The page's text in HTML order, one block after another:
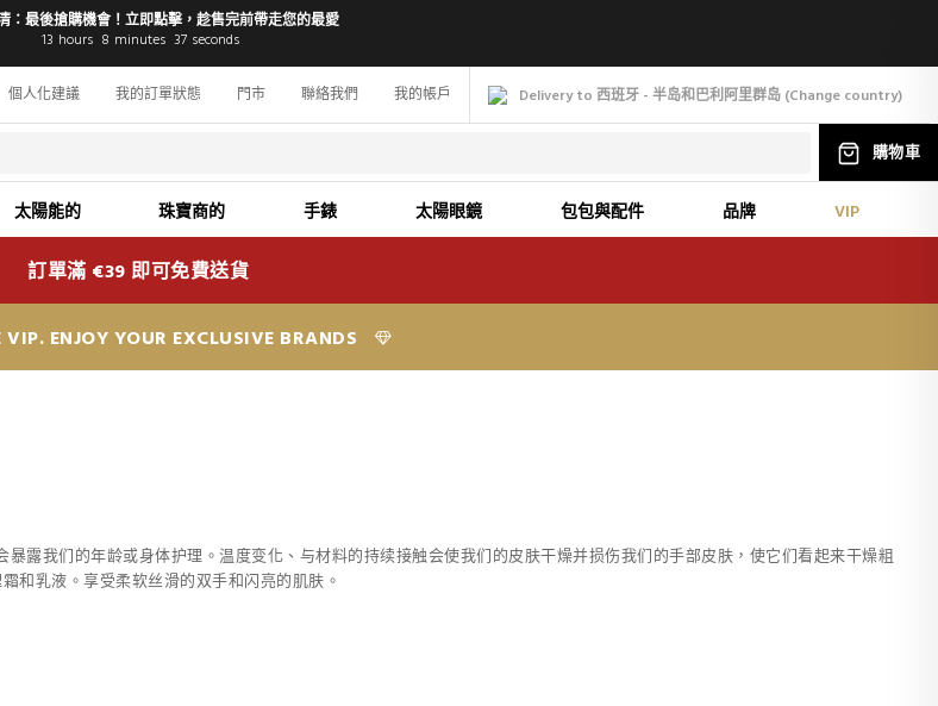
：最後搶購機會！立即點擊，趁售完前帶走您的最愛
13 hours 8 minutes 36 seconds
Delivery to 西班牙 - 半岛和巴利阿里群岛 (Change country)
個人化建議 我的訂單狀態 門市 聯絡我們 我的帳戶
購物車
太陽能的 珠寶商的 手錶 太陽眼鏡 包包與配件 品牌 VIP
訂單滿 €39 即可免費送貨
ENJOY YOUR EXCLUSIVE BRANDS
露我们的年龄或身体护理。温度变化、与材料的持续接触会使我们的皮肤干燥并损伤我们的手部皮肤，使它们看起来干燥粗
和乳液。享受柔软丝滑的双手和闪亮的肌肤。